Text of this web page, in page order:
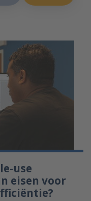
use
eisen voor